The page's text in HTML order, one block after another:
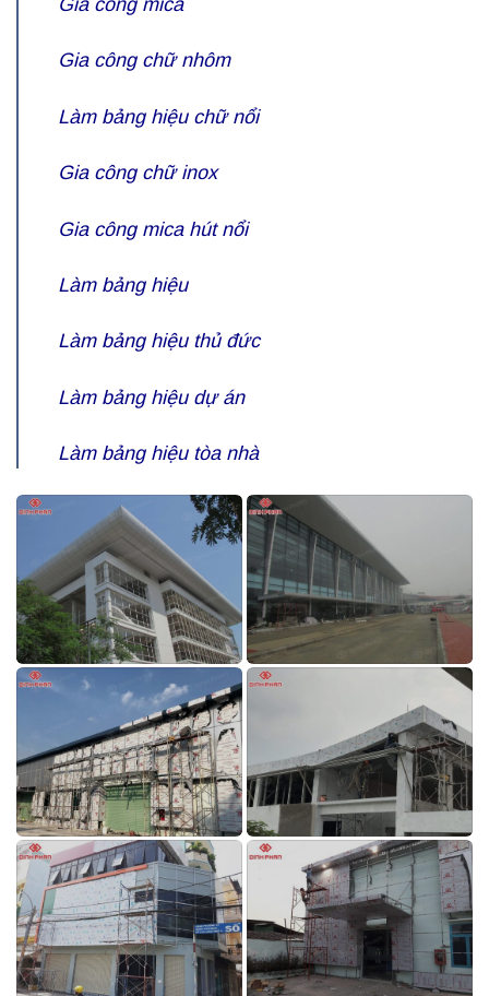
Gia công mica
Gia công chữ nhôm
Làm bảng hiệu chữ nổi
Gia công chữ inox
Gia công mica hút nổi
Làm bảng hiệu
Làm bảng hiệu thủ đức
Làm bảng hiệu dự án
Làm bảng hiệu tòa nhà